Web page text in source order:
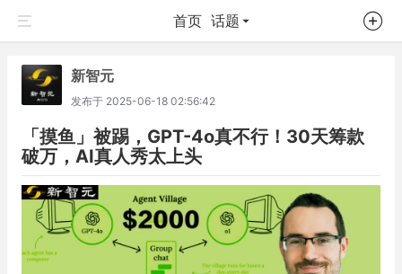
首页 话题
新智元
发布于 2025-06-18 02:56:42
「摸鱼」被踢，GPT-4o真不行！30天筹款
破万，AI真人秀太上头